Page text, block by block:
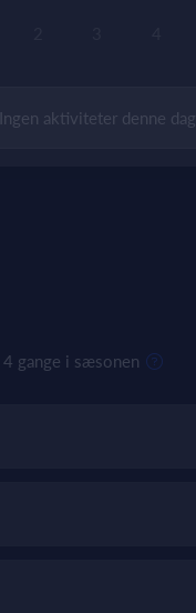
Ingen aktiviteter denne dag
4 gange i sæsonen